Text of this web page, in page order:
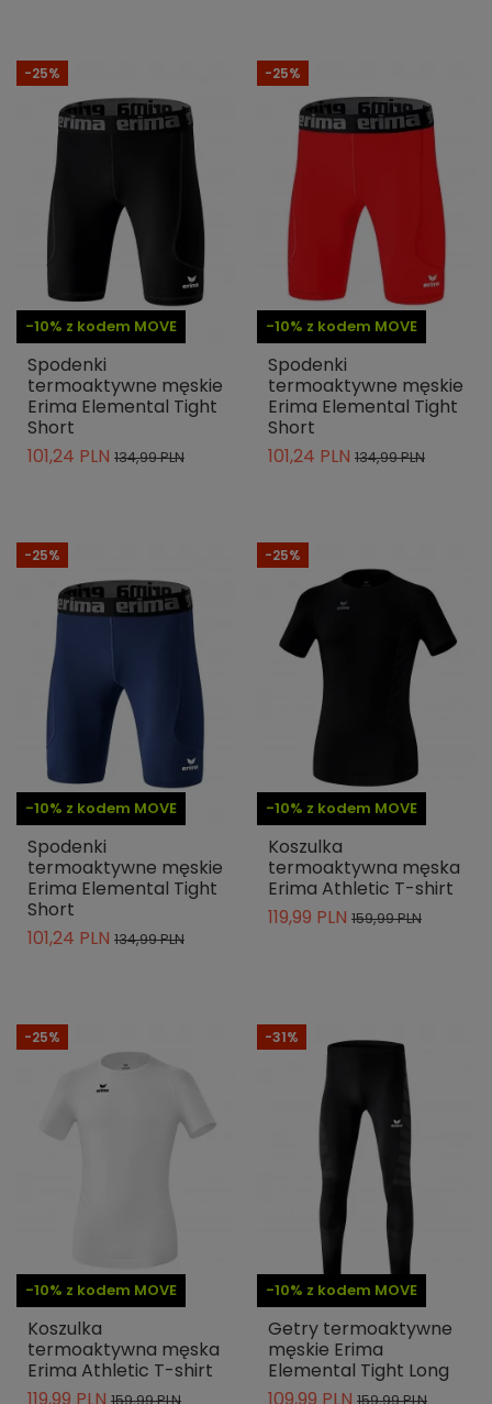
-10% z kodem MOVE
-25%
Spodenki
termoaktywne męskie
Erima Elemental Tight
Short
101,24 PLN 134,99 PLN
-10% z kodem MOVE
-25%
Spodenki
termoaktywne męskie
Erima Elemental Tight
Short
101,24 PLN 134,99 PLN
-10% z kodem MOVE
-25%
Spodenki
termoaktywne męskie
Erima Elemental Tight
Short
101,24 PLN 134,99 PLN
-10% z kodem MOVE
-25%
Koszulka
termoaktywna męska
Erima Athletic T-shirt
119,99 PLN 159,99 PLN
-10% z kodem MOVE
-25%
Koszulka
termoaktywna męska
Erima Athletic T-shirt
159,99 PLN
-10% z kodem MOVE
-31%
Getry termoaktywne
męskie Erima
Elemental Tight Long
159,99 PLN